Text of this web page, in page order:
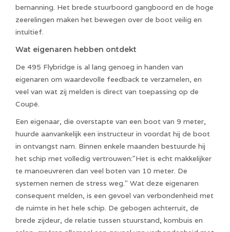
bemanning. Het brede stuurboord gangboord en de hoge
zeerelingen maken het bewegen over de boot veilig en
intuïtief.
Wat eigenaren hebben ontdekt
De 495 Flybridge is al lang genoeg in handen van
eigenaren om waardevolle feedback te verzamelen, en
veel van wat zij melden is direct van toepassing op de
Coupé.
Een eigenaar, die overstapte van een boot van 9 meter,
huurde aanvankelijk een instructeur in voordat hij de boot
in ontvangst nam. Binnen enkele maanden bestuurde hij
het schip met volledig vertrouwen:"Het is echt makkelijker
te manoeuvreren dan veel boten van 10 meter. De
systemen nemen de stress weg." Wat deze eigenaren
consequent melden, is een gevoel van verbondenheid met
de ruimte in het hele schip. De gebogen achterruit, de
brede zijdeur, de relatie tussen stuurstand, kombuis en